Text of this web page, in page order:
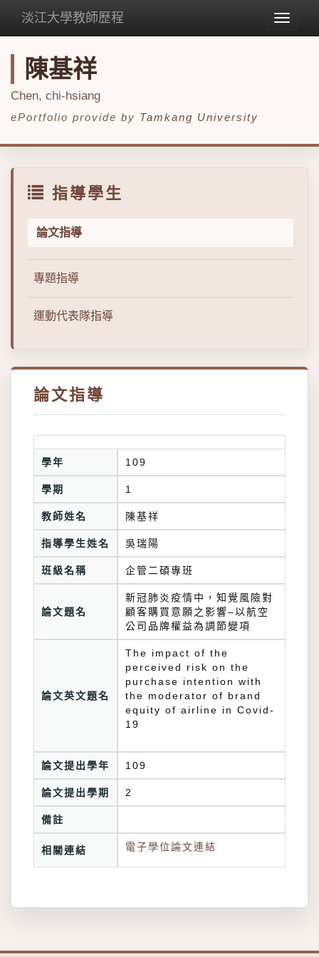
Toggle
淡江大學教師歷程
陳基祥
Chen, chi-hsiang
ePortfolio provide by Tamkang University
指導學生
論文指導
專題指導
運動代表隊指導
論文指導
學年 109
學期 1
教師姓名 陳基祥
指導學生姓名 吳瑞陽
班級名稱 企管二碩專班
論文題名
新冠肺炎疫情中，知覺風險對
顧客購買意願之影響–以航空
公司品牌權益為調節變項
論文英文題名
The impact of the
perceived risk on the
purchase intention with
the moderator of brand
equity of airline in Covid-
19
論文提出學年 109
論文提出學期 2
備註
相關連結 電子學位論文連結